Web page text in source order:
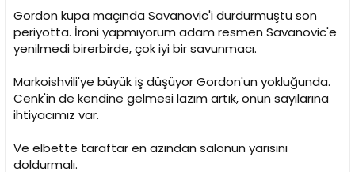
Gordon kupa maçında Savanovic'i durdurmuştu son
periyotta. İroni yapmıyorum adam resmen Savanovic'e
yenilmedi birerbirde, çok iyi bir savunmacı.
Markoishvili'ye büyük iş düşüyor Gordon'un yokluğunda.
Cenk'in de kendine gelmesi lazım artık, onun sayılarına
ihtiyacımız var.
Ve elbette taraftar en azından salonun yarısını
doldurmalı.